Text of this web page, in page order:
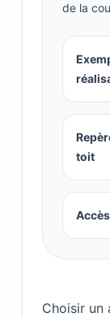
de la
toit
Choisir un